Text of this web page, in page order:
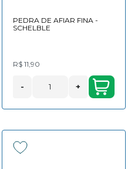
PEDRA DE AFIAR FINA -
SCHELBLE
R$ 11,90
- +